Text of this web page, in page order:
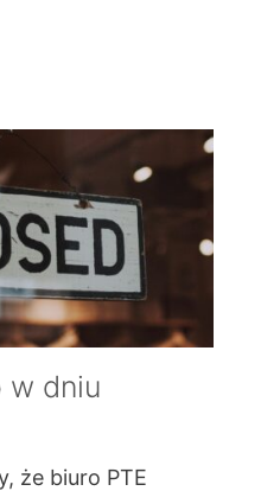
w dniu
że biuro PTE